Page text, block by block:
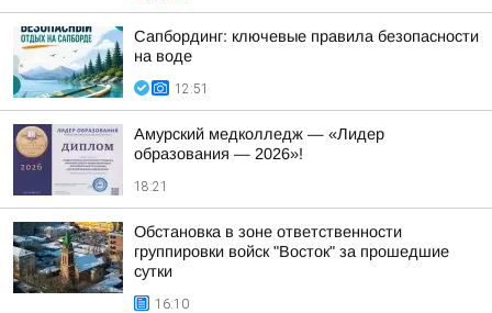
Сапбординг: ключевые правила безопасности
на воде
12:51
Амурский медколледж — «Лидер
образования — 2026»!
18:21
Обстановка в зоне ответственности
группировки войск "Восток" за прошедшие
сутки
16:10